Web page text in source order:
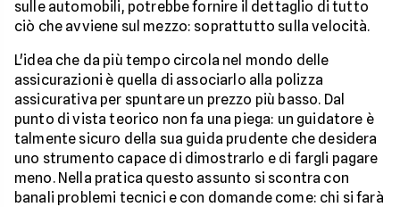
sulle automobili, potrebbe fornire il dettaglio di tutto
ciò che avviene sul mezzo: soprattutto sulla velocità.
L'idea che da più tempo circola nel mondo delle
assicurazioni è quella di associarlo alla polizza
assicurativa per spuntare un prezzo più basso. Dal
punto di vista teorico non fa una piega: un guidatore è
talmente sicuro della sua guida prudente che desidera
uno strumento capace di dimostrarlo e di fargli pagare
meno. Nella pratica questo assunto si scontra con
banali problemi tecnici e con domande come: chi si farà